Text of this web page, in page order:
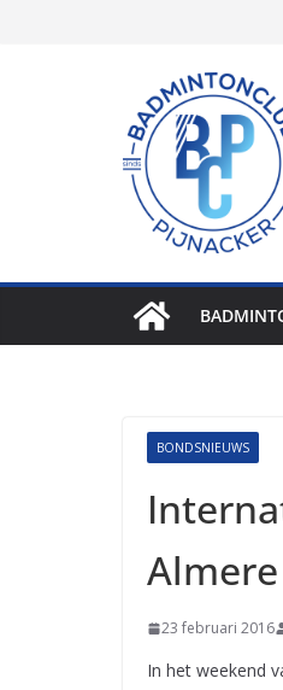
BONDSNIEUWS
23 februari 2016
In het weekend